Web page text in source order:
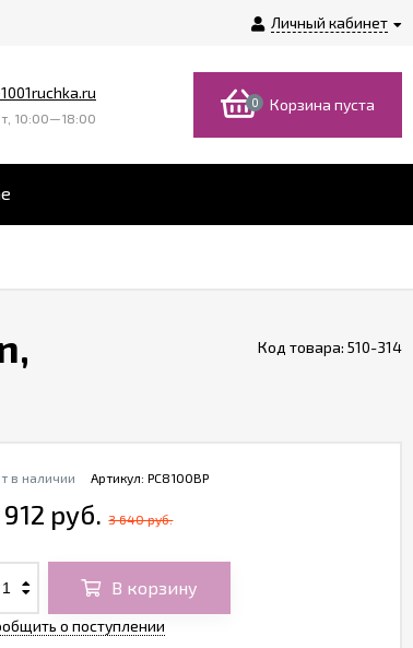
Личный кабинет
10:00—18:00
0 Корзина пуста
Код товара: 510-314
Артикул:PC8100BP
в наличии
912 руб. 3 640 руб.
В корзину
о поступлении